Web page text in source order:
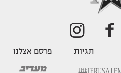
תגיות פרסם אצלנו